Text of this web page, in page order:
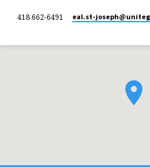
418 662-6491 eal.st-